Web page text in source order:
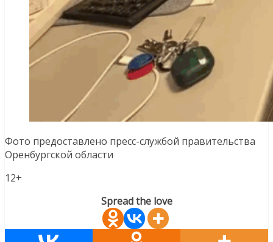
Фото предоставлено пресс-службой правительства
Оренбургской области
12+
Spread the love